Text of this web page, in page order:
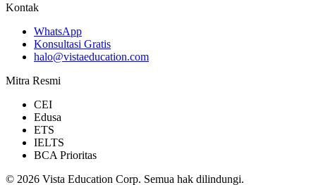
Kontak
WhatsApp
Konsultasi Gratis
halo@vistaeducation.com
Mitra Resmi
CEI
Edusa
ETS
IELTS
BCA Prioritas
© 2026 Vista Education Corp. Semua hak dilindungi.